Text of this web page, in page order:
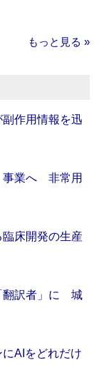
もっと見る »
副作用情報を迅
事業へ 非常用
臨床開発の生産
翻訳者」に 城
AIをどれだけ